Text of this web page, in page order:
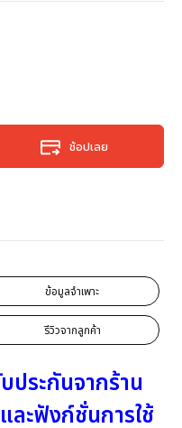
ช้อปเลย
ข้อมูลจำเพาะ
รีวิวจากลูกค้า
ประกันจากร้าน
ละฟังก์ชั่นการใช้